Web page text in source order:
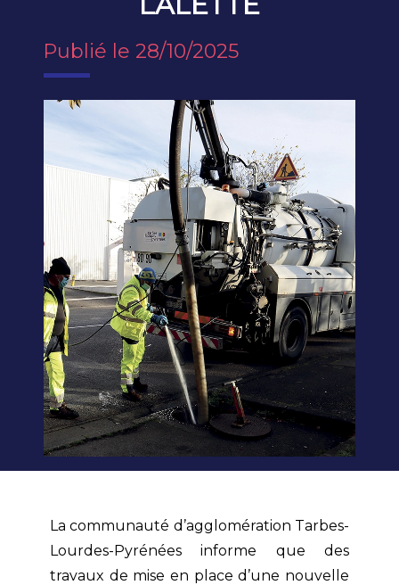
Publié le 28/10/2025
La communauté d’agglomération Tarbes-
Lourdes-Pyrénées informe que des
travaux de mise en place d’une nouvelle